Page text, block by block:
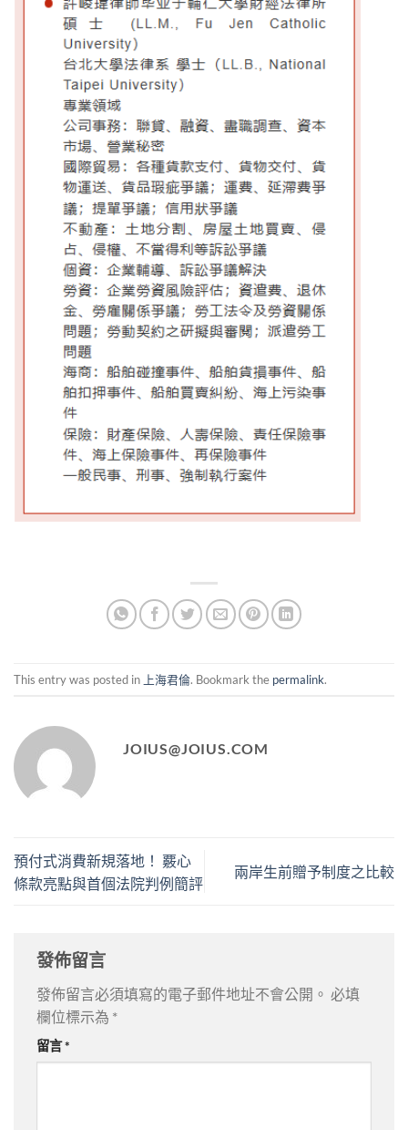
This entry was posted in 上海君倫. Bookmark the permalink.
JOIUS@JOIUS.COM
預付式消費新規落地！ 覈心
條款亮點與首個法院判例簡評
兩岸生前贈予制度之比較
發佈留言
發佈留言必須填寫的電子郵件地址不會公開。 必填
欄位標示為 *
留言*